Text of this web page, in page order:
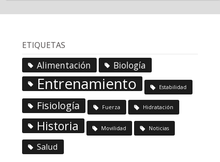
ETIQUETAS
Alimentación Biología
Entrenamiento Estabilidad
Fisiología Fuerza Hidratación
Historia Movilidad Noticias
Salud